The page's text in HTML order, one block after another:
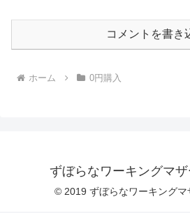
コメントを書き
ホーム 0円購入
ずぼらなワーキングマ
© 2019 ずぼらなワーキングマ